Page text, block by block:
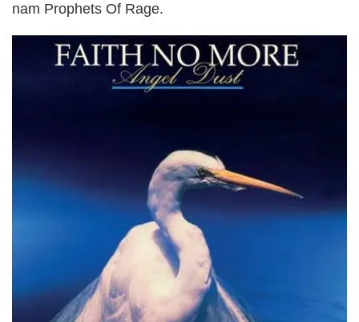
nam Prophets Of Rage.